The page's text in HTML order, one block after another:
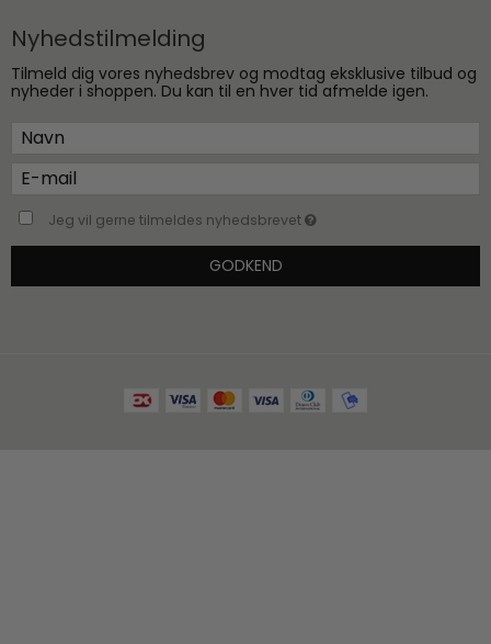
Nyhedstilmelding
Tilmeld dig vores nyhedsbrev og modtag eksklusive tilbud og
nyheder i shoppen. Du kan til en hver tid afmelde igen.
Jeg vil gerne tilmeldes nyhedsbrevet
GODKEND